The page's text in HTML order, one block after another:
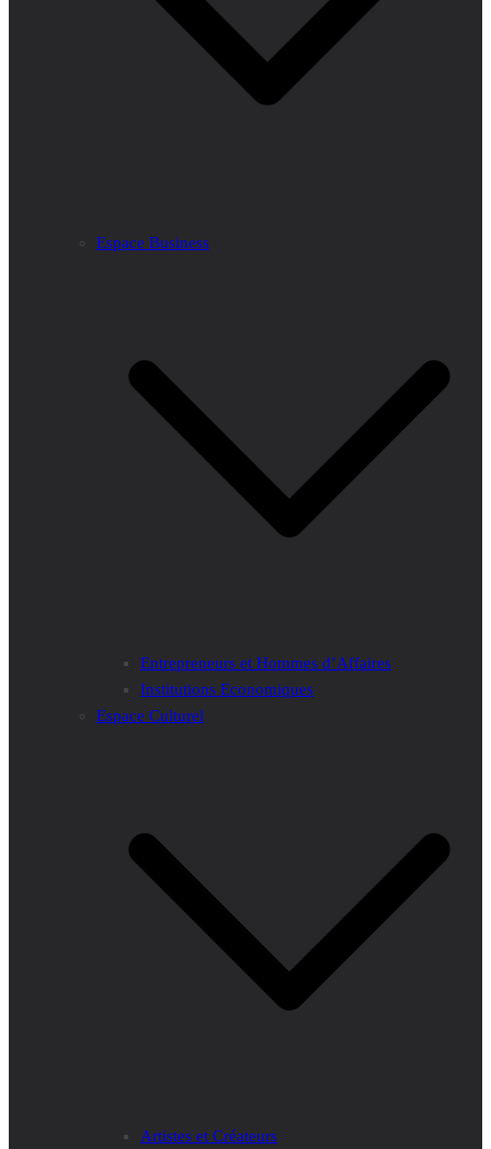
Espace Business
Entrepreneurs et Hommes d’Affaires
Institutions Economiques
Espace Culturel
Artistes et Créateurs